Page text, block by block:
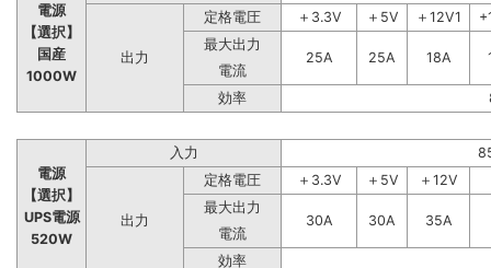
電源
【選択】
国産
1000W
出力
定格電圧 ＋3.3V ＋5V ＋12V1
最大出力
25A
25A 18A
電流
効率
電源
【選択】
UPS電源
520W
入力
出力
定格電圧 ＋3.3V ＋5V
＋12V
最大出力
30A
30A
35A
電流
効率